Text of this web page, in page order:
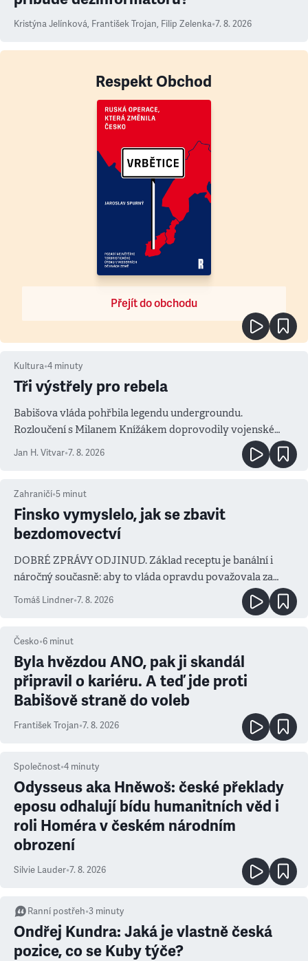
Kristýna Jelínková, František Trojan, Filip Zelenka•7. 8. 2026
Respekt Obchod
Přejít do obchodu
Kultura•4 minuty
Tři výstřely pro rebela
Babišova vláda pohřbila legendu undergroundu.
Rozloučení s Milanem Knížákem doprovodily vojenské
Jan H. Vitvar•7. 8. 2026
Zahraničí•5 minut
Finsko vymyslelo, jak se zbavit
bezdomovectví
DOBRÉ ZPRÁVY ODJINUD. Základ receptu je banální i
náročný současně: aby to vláda opravdu považovala za
Tomáš Lindner•7. 8. 2026
Česko•6 minut
Byla hvězdou ANO, pak ji skandál
připravil o kariéru. A teď jde proti
Babišově straně do voleb
František Trojan•7. 8. 2026
Společnost•4 minuty
Odysseus aka Hněwoš: české překlady
eposu odhalují bídu humanitních věd i
roli Homéra v českém národním
obrození
Silvie Lauder•7. 8. 2026
Ranní postřeh•3 minuty
Ondřej Kundra: Jaká je vlastně česká
pozice, co se Kuby týče?